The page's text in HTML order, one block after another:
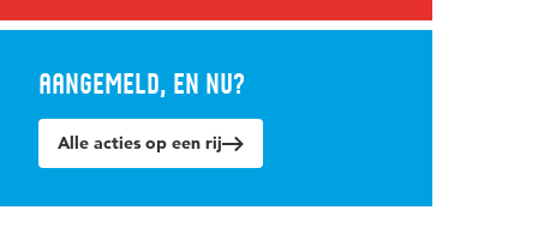
Aangemeld, en nu?
Alle acties op een rij